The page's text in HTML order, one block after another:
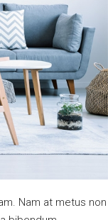
Nam at metus non